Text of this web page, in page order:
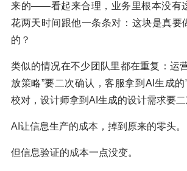
来的——看起来合理，业务里根本没有
花两天时间跟他一条条对：这块是真要
的？
类似的情况在不少团队里都在重复：运
放策略”要二次确认，客服拿到AI生成的
校对，设计师拿到AI生成的设计需求要二
AI让信息生产的成本，掉到原来的零头。
但信息验证的成本一点没变。